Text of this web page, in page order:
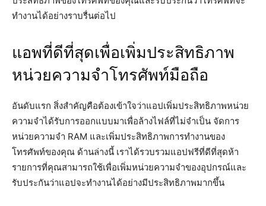
ทำงานได้อย่างราบรื่นต่อไป
แอพที่ดีที่สุดเพื่อเพิ่มประสิทธิภาพ
หน่วยความจำโทรศัพท์มือถือ
อันดับแรก สิ่งสำคัญคือต้องเข้าใจว่าแอปเพิ่มประสิทธิภาพหน่วย
ความจำได้รับการออกแบบมาเพื่อล้างไฟล์ที่ไม่จำเป็น จัดการ
หน่วยความจำ RAM และเพิ่มประสิทธิภาพการทำงานของ
โทรศัพท์ของคุณ ด้านล่างนี้ เราได้รวบรวมแอปฟรีที่ดีที่สุดห้า
รายการที่คุณสามารถใช้เพื่อเพิ่มหน่วยความจำของอุปกรณ์และ
รับประกันว่าแอปจะทำงานได้อย่างมีประสิทธิภาพมากขึ้น